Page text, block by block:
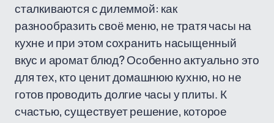
сталкиваются с дилеммой: как
разнообразить своё меню, не тратя часы на
кухне и при этом сохранить насыщенный
вкус и аромат блюд? Особенно актуально это
для тех, кто ценит домашнюю кухню, но не
готов проводить долгие часы у плиты. К
счастью, существует решение, которое